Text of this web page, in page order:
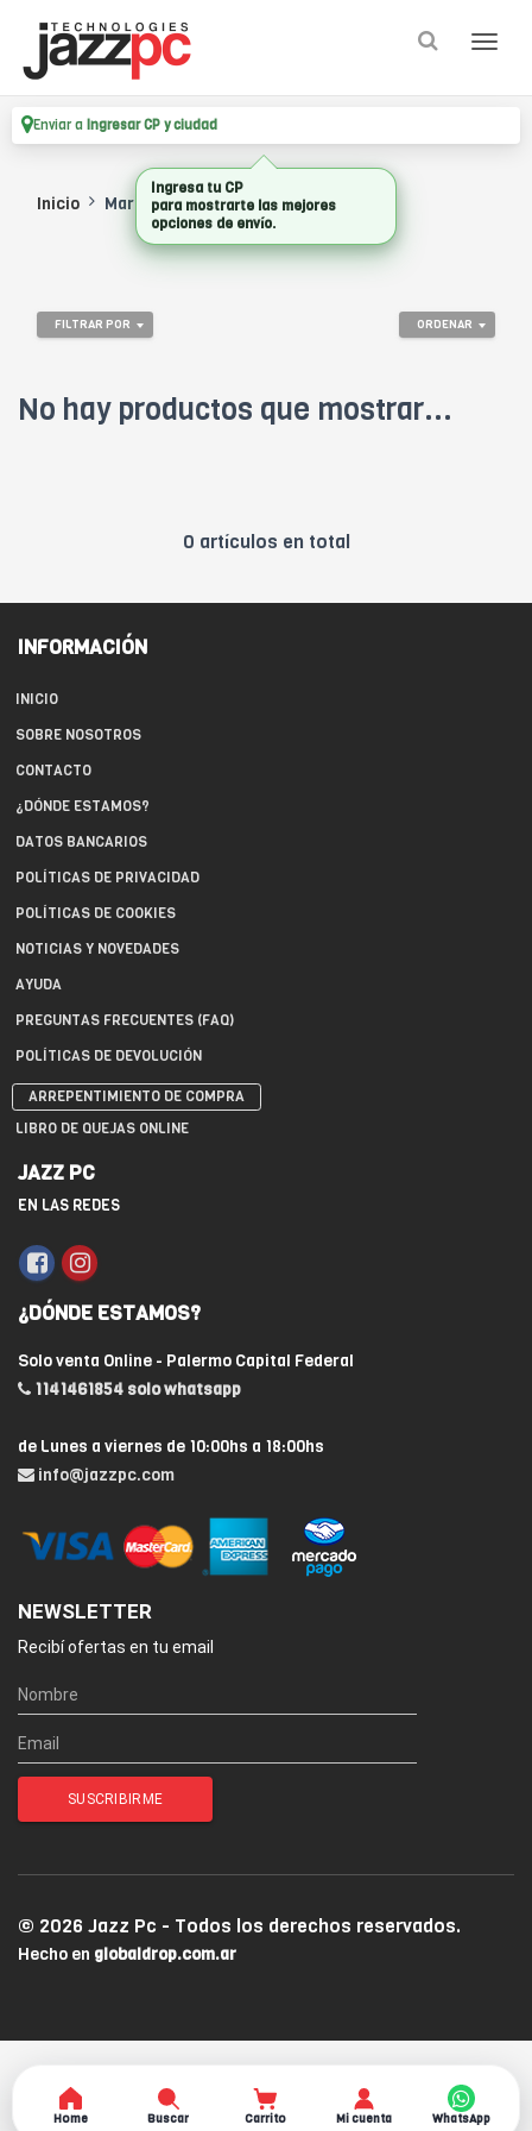
Enviar a Ingresar CP y ciudad
Inicio Marca MICROSOFT CSP
ORDENAR
FILTRAR POR
No hay productos que mostrar...
0 artículos en total
INFORMACIÓN
INICIO
SOBRE NOSOTROS
CONTACTO
¿DÓNDE ESTAMOS?
DATOS BANCARIOS
POLÍTICAS DE PRIVACIDAD
POLÍTICAS DE COOKIES
NOTICIAS Y NOVEDADES
AYUDA
PREGUNTAS FRECUENTES (FAQ)
POLÍTICAS DE DEVOLUCIÓN
ARREPENTIMIENTO DE COMPRA
LIBRO DE QUEJAS ONLINE
JAZZ PC
EN LAS REDES
¿DÓNDE ESTAMOS?
Solo venta Online - Palermo Capital Federal
1141461854 solo whatsapp
de Lunes a viernes de 10:00hs a 18:00hs
info@jazzpc.com
NEWSLETTER
Recibí ofertas en tu email
© 2026 Jazz Pc - Todos los derechos reservados.
Hecho en globaldrop.com.ar
Home Buscar Carrito Mi cuenta
Ingresa tu CP
para mostrarte las mejores
opciones de envío.